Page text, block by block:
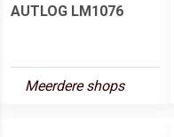
AUTLOG LM1076
Meerdere shops